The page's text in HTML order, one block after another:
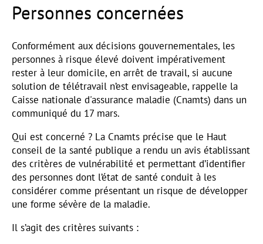
Personnes concernées
Conformément aux décisions gouvernementales, les
personnes à risque élevé doivent impérativement
rester à leur domicile, en arrêt de travail, si aucune
solution de télétravail n’est envisageable, rappelle la
Caisse nationale d'assurance maladie (Cnamts) dans un
communiqué du 17 mars.
Qui est concerné ? La Cnamts précise que le Haut
conseil de la santé publique a rendu un avis établissant
des critères de vulnérabilité et permettant d’identifier
des personnes dont l’état de santé conduit à les
considérer comme présentant un risque de développer
une forme sévère de la maladie.
Il s’agit des critères suivants :